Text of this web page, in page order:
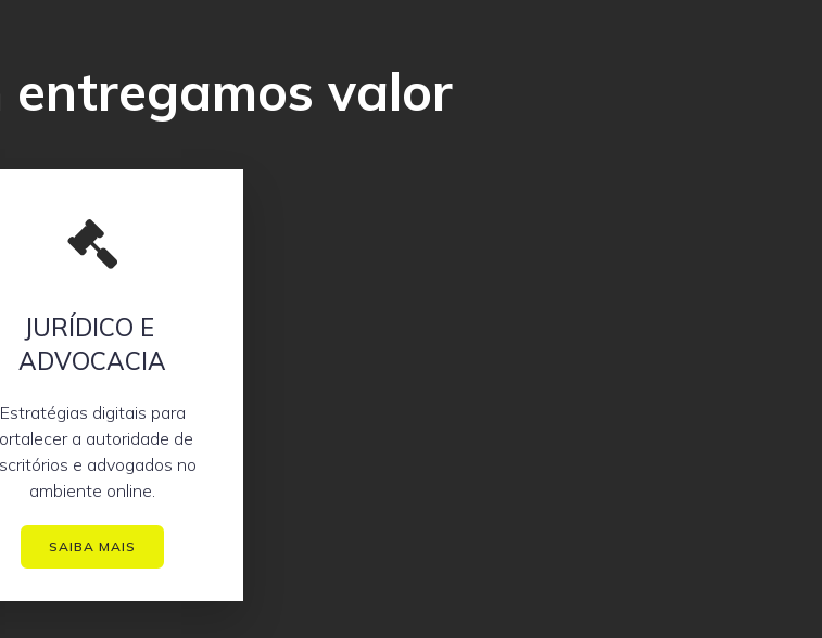
entregamos valor
JURÍDICO E
ADVOCACIA
Estratégias digitais para
a autoridade de
e advogados no
ambiente online.
SAIBA MAIS